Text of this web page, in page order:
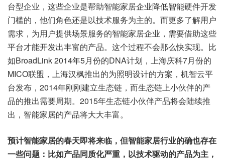
台型企业，这些企业是帮助智能家居企业降低智能硬件开发
门槛的，他们角色还是以技术服务为主的。而更多了解用户
需求，为用户提供场景服务的智能家居企业，需要借助这些
平台才能开发出丰富的产品。这个过程不会那么快实现。比
如BroadLink 2014年5月份的DNA计划，上海庆科7月份的
MICO联盟，上海汉枫推出的为照明设计的方案，机智云平
台发布，2014年刚刚建立生态链，而生态链上小伙伴的产
品的推出需要周期。2015年生态链小伙伴产品将会陆续推
出，智能家居的产品将大大丰富。
预计智能家居的春天即将来临，但智能家居行业的确也存在
一些问题：比如产品同质化严重，以技术驱动的产品为主，